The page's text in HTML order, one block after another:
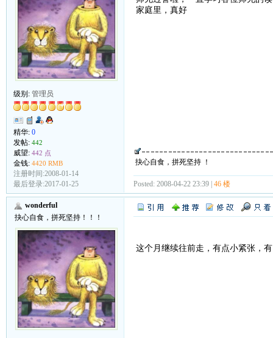
级别: 管理员
精华: 0
发帖: 442
威望: 442 点
金钱: 4420 RMB
注册时间:2008-01-14
最后登录:2017-01-25
家庭里，真好
抉心自食，拼死坚持 ！
Posted: 2008-04-22 23:39 | 46 楼
wonderful
抉心自食，拼死坚持！！！
这个月继续往前走，有点小紧张，